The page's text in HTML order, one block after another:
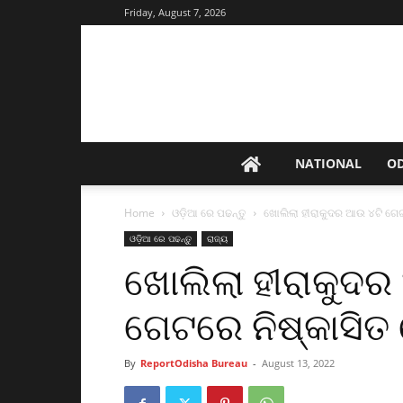
Friday, August 7, 2026
NATIONAL
Home ଓଡ଼ିଆ ରେ ପଢନ୍ତୁ ଖୋଲିଲା ହୀରାକୁଦର ଆଉ ୪ଟି
ଓଡ଼ିଆ ରେ ପଢନ୍ତୁ ରାଜ୍ୟ
ଖୋଲିଲା
ଗେଟରେ ନିଷ୍କାସିତ
By ReportOdisha Bureau - August 13, 2022